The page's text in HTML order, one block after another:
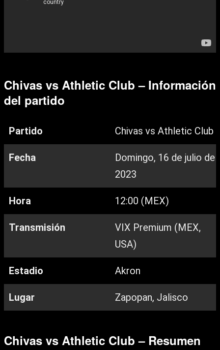
Chivas vs Athletic Club – Información
del partido
Partido Chivas vs Athletic Club
Fecha
Domingo, 16 de julio de
2023
Hora 12:00 (MEX)
Transmisión
VIX Premium (MEX,
USA)
Estadio Akron
Lugar Zapopan, Jalisco
Chivas vs Athletic Club – Resumen